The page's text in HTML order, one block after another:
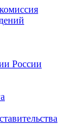
России